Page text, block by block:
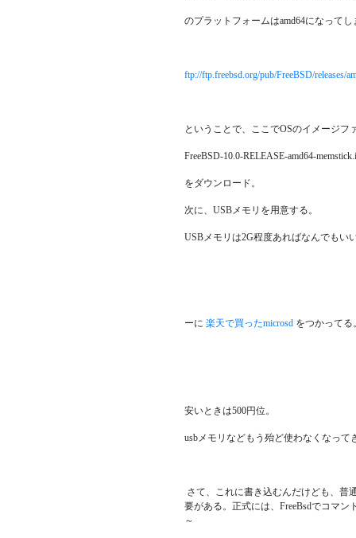
のプラットフォームはamd64になって
ftp://ftp.freebsd.org/pub/FreeBSD/releases/
ということで、ここでOSのイメージフ
FreeBSD-10.0-RELEASE-amd64-
をダウンロード。
次に、USBメモリを用意する。
USBメモリは2G程度あればなんでもい
ーに 楽天で買ったmicrosd をつかってる
安いときは500円位。
usbメモリなどもう殆ど使わなくなって
さて、これに書き込むんだけども、普
要がある。正式には、FreeBsdでコマ
～